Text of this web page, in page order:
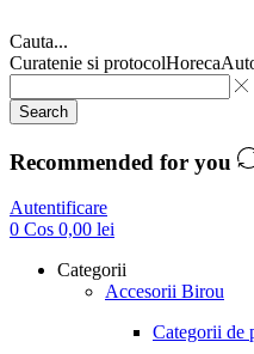
Cauta...
Curatenie si protocolHoreca
Search
Recommended for you
Autentificare
0 Cos 0,00 lei
Categorii
Accesorii Birou
Categorii de